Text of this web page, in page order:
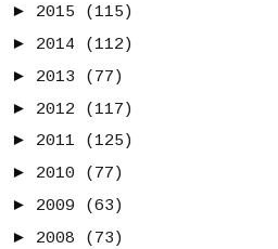
► 2015
(115)
► 2014
(112)
► 2013
(77)
► 2012
(117)
► 2011
(125)
► 2010
(77)
► 2009
(63)
► 2008 (73)